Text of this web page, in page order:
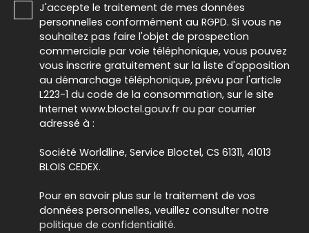
J'accepte le traitement de mes données
personnelles conformément au RGPD. Si vous ne
souhaitez pas faire l'objet de prospection
commerciale par voie téléphonique, vous pouvez
vous inscrire gratuitement sur la liste d'opposition
au démarchage téléphonique, prévu par l'article
L223-1 du code de la consommation, sur le site
Internet www.bloctel.gouv.fr ou par courrier
adressé à :
Société Worldline, Service Bloctel, CS 61311, 41013
BLOIS CEDEX.
Pour en savoir plus sur le traitement de vos
données personnelles, veuillez consulter notre
politique de confidentialité.